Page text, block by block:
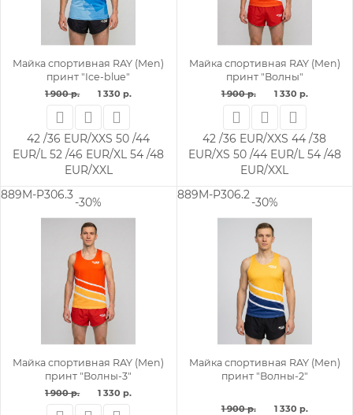
Майка спортивная RAY (Men)
принт "Ice-blue"
1 900 р. 1 330 р.
42 /36 EUR/XXS 50 /44
EUR/L 52 /46 EUR/XL 54 /48
EUR/XXL
Майка спортивная RAY (Men)
принт "Волны"
1 900 р. 1 330 р.
42 /36 EUR/XXS 44 /38
EUR/XS 50 /44 EUR/L 54 /48
EUR/XXL
889M-P306.3
-30%
Майка спортивная RAY (Men)
принт "Волны-3"
1 900 р. 1 330 р.
889M-P306.2
-30%
Майка спортивная RAY (Men)
принт "Волны-2"
1 900 р. 1 330 р.